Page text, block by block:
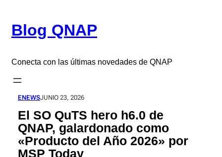
contenido
Blog QNAP
Conecta con las últimas novedades de QNAP
ENEWSJUNIO 23, 2026
El SO QuTS hero h6.0 de
QNAP, galardonado como
«Producto del Año 2026» por
MSP Today